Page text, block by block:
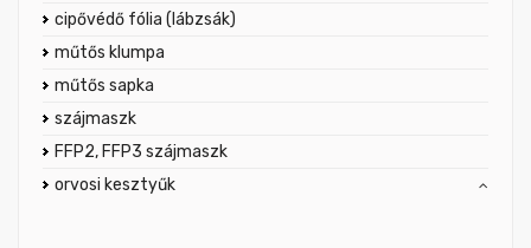
cipővédő fólia (lábzsák)
műtős klumpa
műtős sapka
szájmaszk
FFP2, FFP3 szájmaszk
orvosi kesztyűk